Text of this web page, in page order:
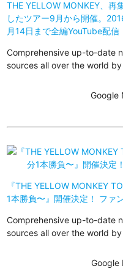
THE YELLOW MONKEY、再
したツアー9月から開催。
月14日まで全編YouTube配信
Comprehensive up-to-date
sources all over the world
Google
『THE YELLOW MONKEY
1本勝負〜』開催決定！ ファ
Comprehensive up-to-date
sources all over the world
Google